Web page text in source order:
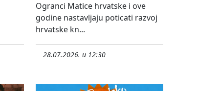
Ogranci Matice hrvatske i ove
godine nastavljaju poticati razvoj
hrvatske kn...
28.07.2026. u 12:30